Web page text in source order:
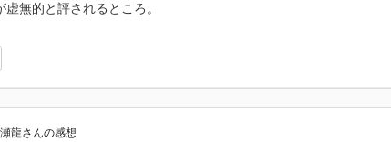
虚無的と評されるところ。
龍さんの感想